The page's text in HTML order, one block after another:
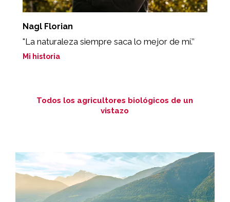
Nagl Florian
"La naturaleza siempre saca lo mejor de mí.’’
Mi historia
Todos los agricultores biológicos de un
vistazo